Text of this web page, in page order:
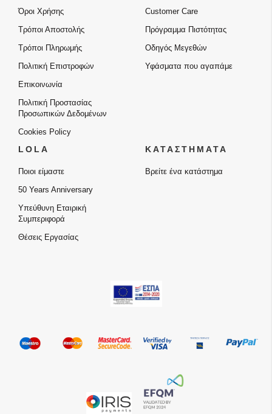
Όροι Χρήσης
Τρόποι Αποστολής
Τρόποι Πληρωμής
Πολιτική Επιστροφών
Επικοινωνία
Πολιτική Προστασίας
Προσωπικών Δεδομένων
Cookies Policy
Customer Care
Πρόγραμμα Πιστότητας
Οδηγός Μεγεθών
Υφάσματα που αγαπάμε
LOLA
Ποιοι είμαστε
50 Years Anniversary
Υπεύθυνη Εταιρική
Συμπεριφορά
Θέσεις Εργασίας
ΚΑΤΑΣΤΗΜΑΤΑ
Βρείτε ένα κατάστημα